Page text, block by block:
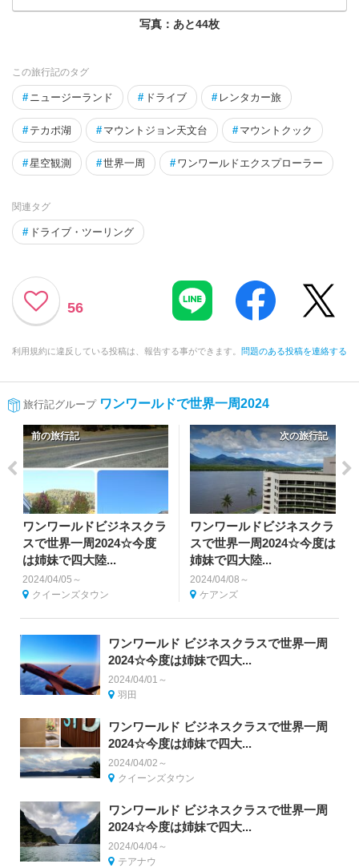
写真：あと44枚
この旅行記のタグ
# ニュージーランド # ドライブ # レンタカー旅
# テカポ湖 # マウントジョン天文台 # マウントクック
#星空観測 #世界一周 # ワンワールドエクスプローラー
関連タグ
# ドライブ・ツーリング
56
利用規約に違反している投稿は、報告する事ができます。 問題のある投稿を連絡する
旅行記グループ ワンワールドで世界一周2024
前の旅行記
ワンワールドビジネスクラ
スで世界一周2024☆今度
は姉妹で四大陸...
2024/04/05～
クイーンズタウン
次の旅行記
ワンワールドビジネスクラ
スで世界一周2024☆今度は
姉妹で四大陸...
2024/04/08～
ケアンズ
ワンワールド ビジネスクラスで世界一周
2024☆今度は姉妹で四大...
2024/04/01～
羽田
ワンワールド ビジネスクラスで世界一周
2024☆今度は姉妹で四大...
2024/04/02～
クイーンズタウン
ワンワールド ビジネスクラスで世界一周
2024☆今度は姉妹で四大...
2024/04/04～
テアナウ